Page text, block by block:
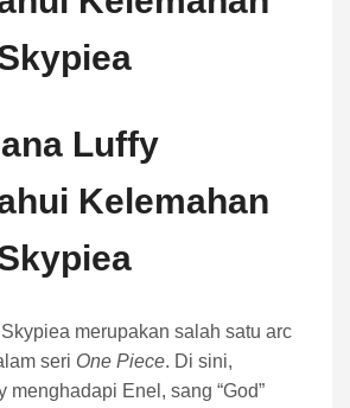
Luffy
Kelemahan
merupakan salah satu arc
seri One Piece. Di sini,
menghadapi Enel, sang “God”